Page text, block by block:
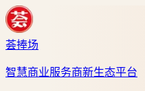
荟捧场
智慧商业服务商新生态平台